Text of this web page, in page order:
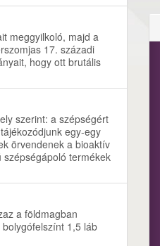
meggyilkoló, majd a
17. századi
hogy ott brutális
szerint: a szépségért
egy-egy
örvendenek a bioaktív
termékek
a földmagban
1,5 láb